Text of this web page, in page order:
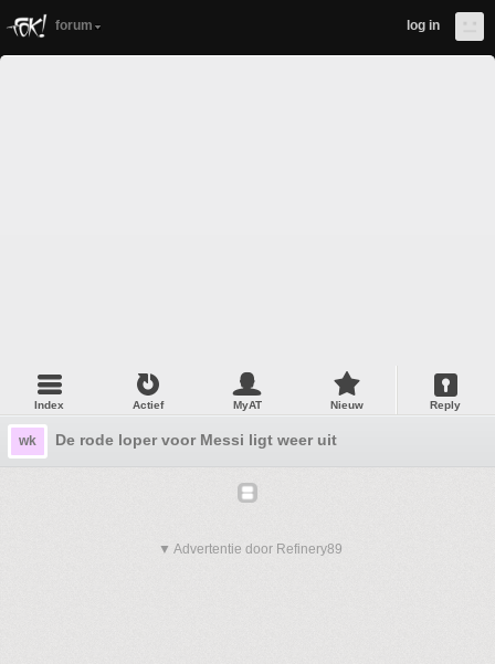
forum log in
Index Actief MyAT Nieuw Reply
wk De rode loper voor Messi ligt weer uit
▼ Advertentie door Refinery89